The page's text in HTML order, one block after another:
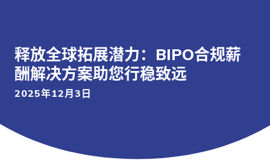
释放全球拓展潜力：BIPO合规薪
酬解决方案助您行稳致远
2025年12月3日